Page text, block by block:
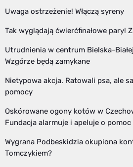
Uwaga ostrzeżenie! Włączą syreny
Tak wyglądają ćwierćfinałowe pary!
Utrudnienia w centrum Bielska-
Wzgórze będą zamykane
Nietypowa akcja. Ratowali psa, ale
pomocy
Oskórowane ogony kotów w
Fundacja alarmuje i apeluje o pomoc
Wygrana Podbeskidzia okupiona
Tomczykiem?